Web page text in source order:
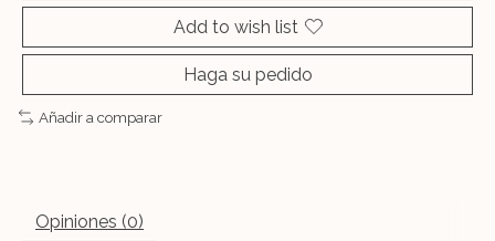
Add to wish list
Haga su pedido
Añadir a comparar
Opiniones (0)